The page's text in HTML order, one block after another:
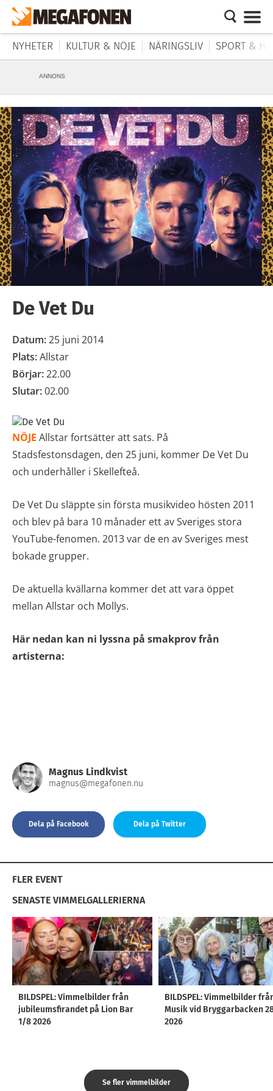
NYHETER KULTUR & NÖJE NÄRINGSLIV SPORT &
ANNONS
De Vet Du
Datum:25 juni 2014
Plats:Allstar
Börjar:22.00
Slutar:02.00
NÖJE Allstar fortsätter att sats. På
Stadsfestonsdagen, den 25 juni, kommer De Vet Du
och underhåller i Skellefteå.
De Vet Du släppte sin första musikvideo hösten 2011
och blev på bara 10 månader ett av Sveriges stora
YouTube-fenomen. 2013 var de en av Sveriges mest
bokade grupper.
De aktuella kvällarna kommer det att vara öppet
mellan Allstar och Mollys.
Här nedan kan ni lyssna på smakprov från
artisterna:
Magnus Lindkvist
magnus@megafonen.nu
Dela på Facebook Dela på Twitter
FLER EVENT
SENASTE VIMMELGALLERIERNA
BILDSPEL: Vimmelbilder från
jubileumsfirandet på Lion Bar
1/8 2026
BILDSPEL: Vimmelbilder
Musik vid Bryggarbacken
2026
Se fler vimmelbilder